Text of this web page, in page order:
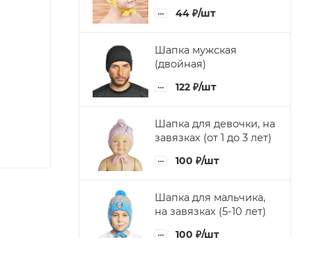
44 ₽/шт
Шапка мужская
(двойная)
122 ₽/шт
Шапка для девочки, на
завязках (от 1 до 3 лет)
100 ₽/шт
Шапка для мальчика,
на завязках (5-10 лет)
100 ₽/шт